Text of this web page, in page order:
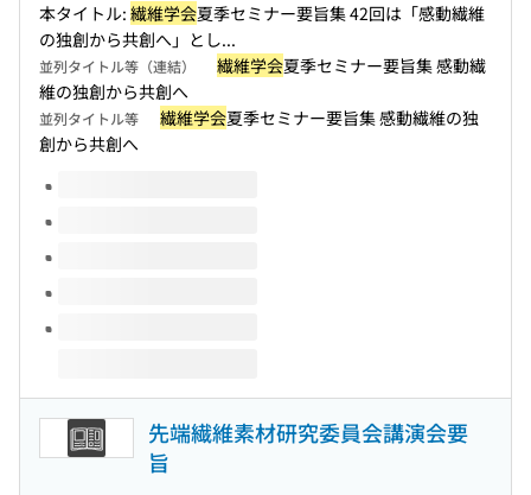
本タイトル: 繊維学会夏季セミナー要旨集 42回は「感動繊維
の独創から共創へ」とし...
並列タイトル等（連結） 繊維学会夏季セミナー要旨集 感動繊
維の独創から共創へ
並列タイトル等 繊維学会夏季セミナー要旨集 感動繊維の独
創から共創へ
このタイトルの巻号
先端繊維素材研究委員会講演会要
旨